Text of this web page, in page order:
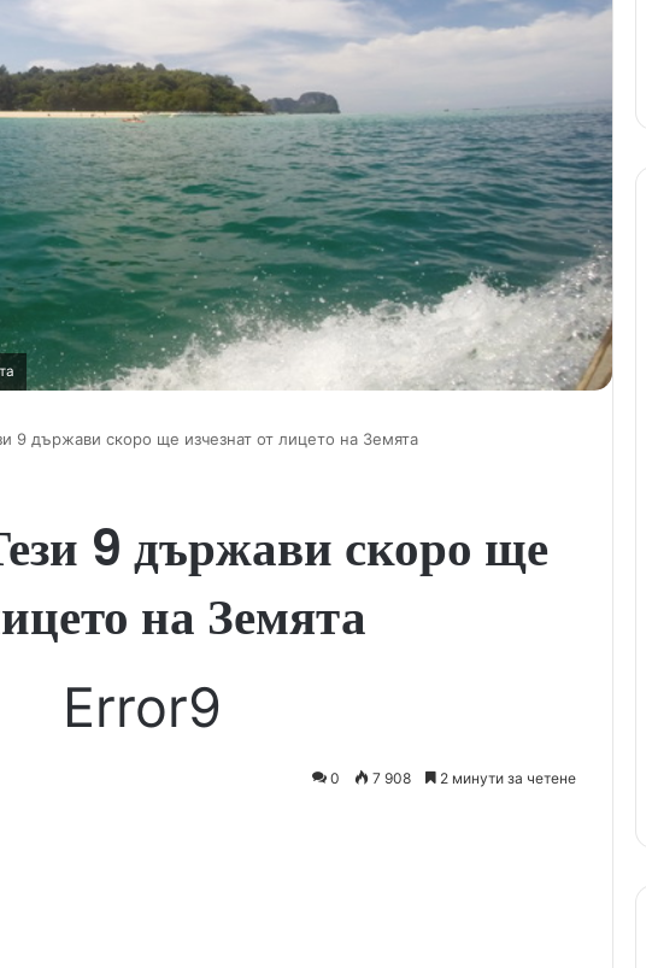
9 държави скоро ще изчезнат от лицето на Земята
9 държави скоро ще
на Земята
Error9
0 7 908 2 минути за четене